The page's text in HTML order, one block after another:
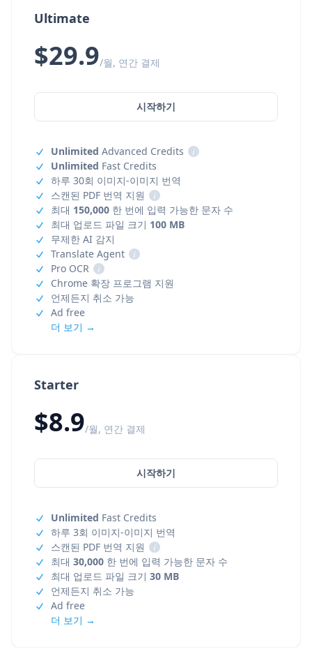
Starter
$8.9/월, 연간 결제
시작하기
Unlimited Fast Credits
하루 3회 이미지-이미지 번역
스캔된 PDF 번역 지원
i
최대 30,000 한 번에 입력 가능한 문자 수
최대 업로드 파일 크기 30 MB
언제든지 취소 가능
Ad free
더 보기 →
Ultimate
$29.9/월, 연간 결제
시작하기
Unlimited Advanced Credits
i
Unlimited Fast Credits
하루 30회 이미지-이미지 번역
스캔된 PDF 번역 지원
i
최대 150,000 한 번에 입력 가능한 문자 수
최대 업로드 파일 크기 100 MB
무제한 AI 감지
Translate Agent
i
Pro OCR
i
Chrome 확장 프로그램 지원
언제든지 취소 가능
Ad free
더 보기 →